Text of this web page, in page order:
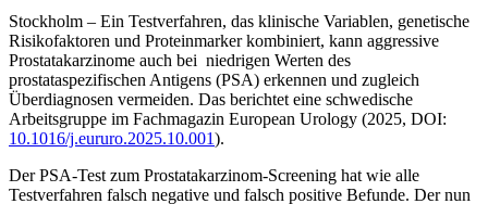
Stockholm – Ein Testverfahren, das klinische Variablen, genetische
Risikofaktoren und Proteinmarker kombiniert, kann aggressive
Prostatakarzinome auch bei niedrigen Werten des
prostataspezifischen Antigens (PSA) erkennen und zugleich
Überdiagnosen vermeiden. Das berichtet eine schwedische
Arbeitsgruppe im Fachmagazin European Urology (2025, DOI:
10.1016/j.eururo.2025.10.001).
Der PSA-Test zum Prostatakarzinom-Screening hat wie alle
Testverfahren falsch negative und falsch positive Befunde. Der nun